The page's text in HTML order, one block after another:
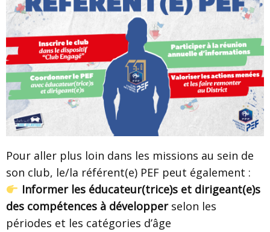
Pour aller plus loin dans les missions au sein de
son club, le/la référent(e) PEF peut également :
Informer les éducateur(trice)s et dirigeant(e)s
des compétences à développerselon les
périodes et les catégories d’âge